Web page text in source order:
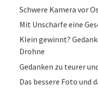
Schwere Kamera vor
Mit Unschärfe eine
Klein gewinnt?
Drohne
Gedanken zu teurer
Das bessere Foto und